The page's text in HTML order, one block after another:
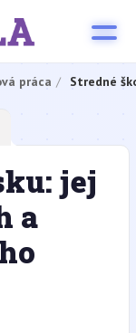
práca Stredné
jej
a